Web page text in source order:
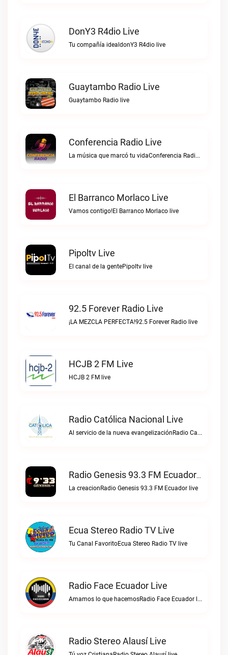
DonY3 R4dio Live
Tu compañía idealdonY3 R4dio live
Guaytambo Radio Live
Guaytambo Radio live
Conferencia Radio Live
La música que marcó tu vidaConferencia Radio live
El Barranco Morlaco Live
Vamos contigo!El Barranco Morlaco live
Pipoltv Live
El canal de la gentePipoltv live
92.5 Forever Radio Live
¡LA MEZCLA PERFECTA!92.5 Forever Radio live
HCJB 2 FM Live
HCJB 2 FM live
Radio Católica Nacional Live
Al servicio de la nueva evangelizaciónRadio Católica Nacional live
Radio Genesis 93.3 FM Ecuador Live
La creacionRadio Genesis 93.3 FM Ecuador live
Ecua Stereo Radio TV Live
Tu Canal FavoritoEcua Stereo Radio TV live
Radio Face Ecuador Live
Amamos lo que hacemosRadio Face Ecuador live
Radio Stereo Alausí Live